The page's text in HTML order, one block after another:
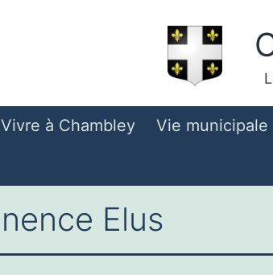
Vivre à Chambley Vie municipale
Elus